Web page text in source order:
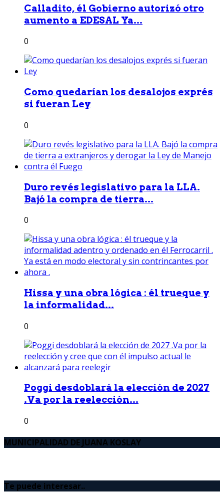
Calladito, él Gobierno autorizó otro
aumento a EDESAL Ya...
0
Como quedarían los desalojos exprés
si fueran Ley
0
Duro revés legislativo para la LLA.
Bajó la compra de tierra...
0
Hissa y una obra lógica : él trueque y
la informalidad...
0
Poggi desdoblará la elección de 2027
.Va por la reelección...
0
MUNICIPALIDAD DE JUANA KOSLAY
Te puede interesar..